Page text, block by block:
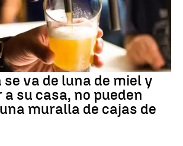
se va de luna de miel y
su casa, no pueden
muralla de cajas de